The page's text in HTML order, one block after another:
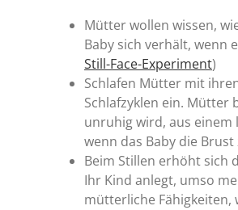
Mütter wollen wissen,
Baby sich verhält, wenn
Still-Face-Experiment)
Schlafen Mütter mit
Schlafzyklen ein. Mütter
unruhig wird, aus einem
wenn das Baby die
Beim Stillen erhöht sich
Ihr Kind anlegt, umso
mütterliche Fähigkeiten,